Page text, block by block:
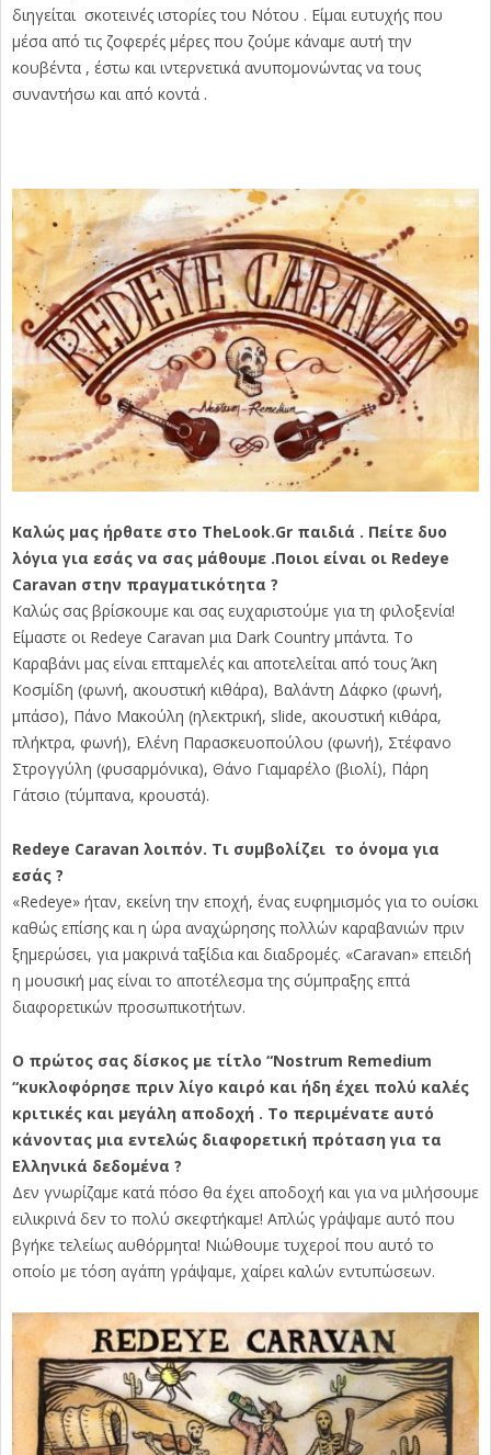
διηγείται σκοτεινές ιστορίες του Νότου . Είμαι ευτυχής που
μέσα από τις ζοφερές μέρες που ζούμε κάναμε αυτή την
κουβέντα , έστω και ιντερνετικά ανυπομονώντας να τους
συναντήσω και από κοντά .
Καλώς μας ήρθατε στο TheLook.Gr παιδιά . Πείτε δυο
λόγια για εσάς να σας μάθουμε .Ποιοι είναι οι Redeye
Caravan στην πραγματικότητα ?
Καλώς σας βρίσκουμε και σας ευχαριστούμε για τη φιλοξενία!
Είμαστε οι Redeye Caravan μια Dark Country μπάντα. Το
Καραβάνι μας είναι επταμελές και αποτελείται από τους Άκη
Κοσμίδη (φωνή, ακουστική κιθάρα), Βαλάντη Δάφκο (φωνή,
μπάσο), Πάνο Μακούλη (ηλεκτρική, slide, ακουστική κιθάρα,
πλήκτρα, φωνή), Ελένη Παρασκευοπούλου (φωνή), Στέφανο
Στρογγύλη (φυσαρμόνικα), Θάνο Γιαμαρέλο (βιολί), Πάρη
Γάτσιο (τύμπανα, κρουστά).
Redeye Caravan λοιπόν. Τι συμβολίζει το όνομα για
εσάς ?
«Redeye» ήταν, εκείνη την εποχή, ένας ευφημισμός για το ουίσκι
καθώς επίσης και η ώρα αναχώρησης πολλών καραβανιών πριν
ξημερώσει, για μακρινά ταξίδια και διαδρομές. «Caravan» επειδή
η μουσική μας είναι το αποτέλεσμα της σύμπραξης επτά
διαφορετικών προσωπικοτήτων.
Ο πρώτος σας δίσκος με τίτλο “Nostrum Remedium
“κυκλοφόρησε πριν λίγο καιρό και ήδη έχει πολύ καλές
κριτικές και μεγάλη αποδοχή . Το περιμένατε αυτό
κάνοντας μια εντελώς διαφορετική πρόταση για τα
Ελληνικά δεδομένα ?
Δεν γνωρίζαμε κατά πόσο θα έχει αποδοχή και για να μιλήσουμε
ειλικρινά δεν το πολύ σκεφτήκαμε! Απλώς γράψαμε αυτό που
βγήκε τελείως αυθόρμητα! Νιώθουμε τυχεροί που αυτό το
οποίο με τόση αγάπη γράψαμε, χαίρει καλών εντυπώσεων.